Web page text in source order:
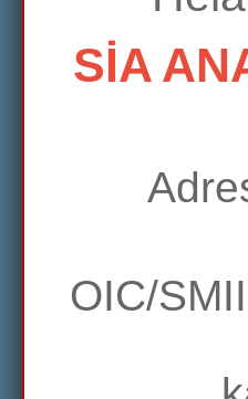
SİA
OIC/